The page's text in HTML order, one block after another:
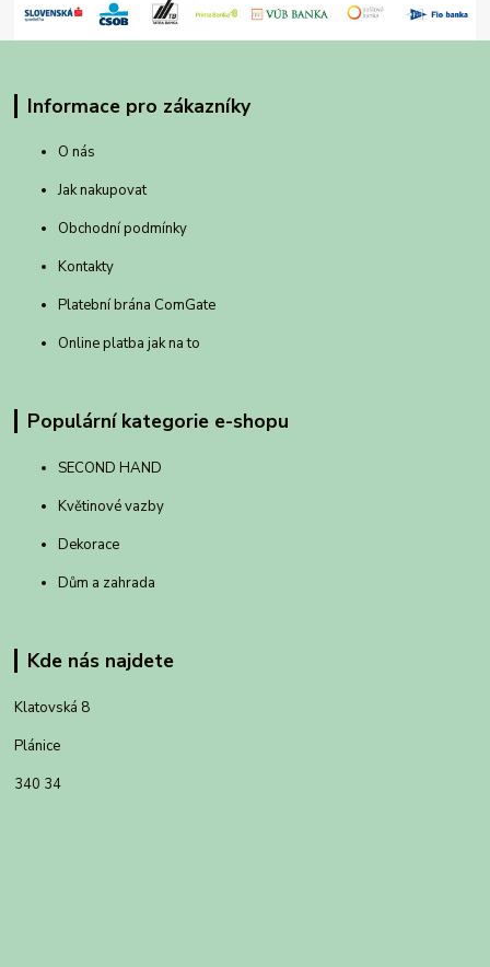
Informace pro zákazníky
O nás
Jak nakupovat
Obchodní podmínky
Kontakty
Platební brána ComGate
Online platba jak na to
Populární kategorie e-shopu
SECOND HAND
Květinové vazby
Dekorace
Dům a zahrada
Kde nás najdete
Klatovská 8
Plánice
340 34